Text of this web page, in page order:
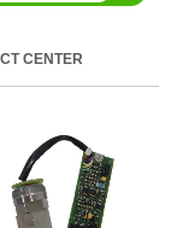
CENTER